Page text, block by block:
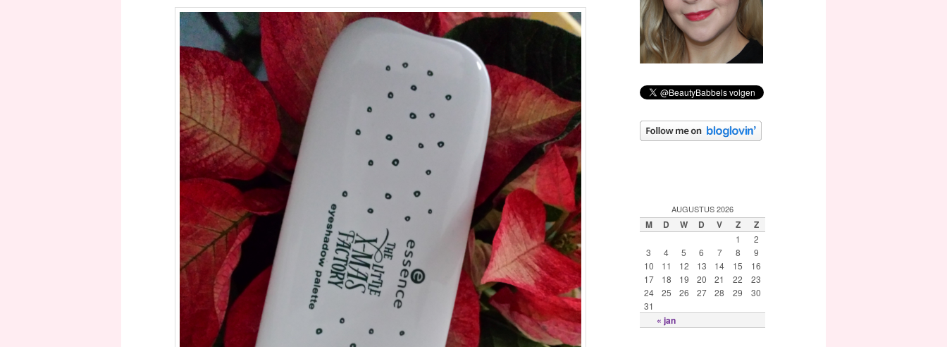
AUGUSTUS 2026
M D W D V Z Z
« jan
1
2
3
4 5 6 7 8
9
10
11 12 13 14 15
16
17
18 19 20 21 22
23
24
25 26 27 28 29
30
31